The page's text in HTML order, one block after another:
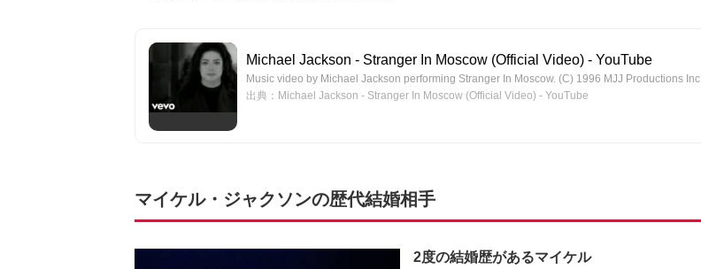
Michael Jackson - Stranger In Moscow (Official Video) - YouTube
Music video by Michael Jackson performing Stranger In Moscow. (C) 1996 MJJ Productions Inc.
出典：Michael Jackson - Stranger In Moscow (Official Video) - YouTube
マイケル・ジャクソンの歴代結婚相手
2度の結婚歴があるマイケル